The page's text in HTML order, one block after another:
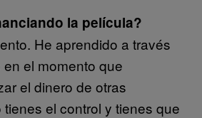
la película?
He aprendido a través
el momento que
el dinero de otras
el control y tienes que